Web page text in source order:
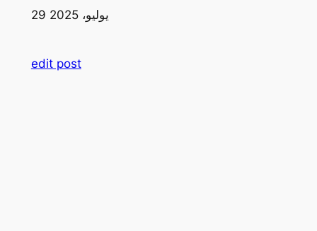
29 يوليو، 2025
edit post